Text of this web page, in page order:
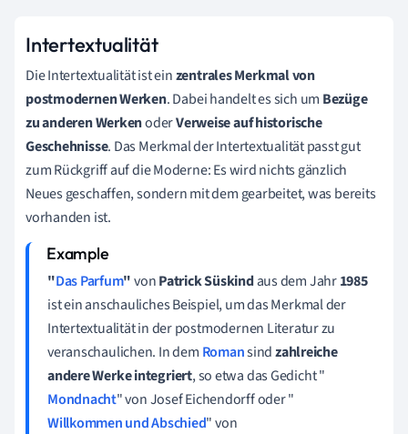
Intertextualität
Die Intertextualität ist einzentrales Merkmal von
postmodernen Werken. Dabei handelt es sich um Bezüge
zu anderen WerkenoderVerweise auf historische
Geschehnisse. Das Merkmal der Intertextualität passt gut
zum Rückgriff auf die Moderne: Es wird nichts gänzlich
Neues geschaffen, sondern mit dem gearbeitet, was bereits
vorhanden ist.
"Das Parfum"vonPatrick Süskindaus dem Jahr1985
ist ein anschauliches Beispiel, um das Merkmal der
Intertextualität in der postmodernen Literatur zu
veranschaulichen. In dem Romansindzahlreiche
andere Werke integriert, so etwa das Gedicht "
Mondnacht" von Josef Eichendorff oder "
Willkommen und Abschied" von